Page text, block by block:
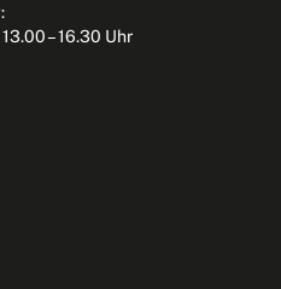
– 16.30 Uhr